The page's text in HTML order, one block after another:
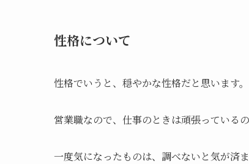
性格について
性格でいうと、穏やかな性格だと思います。
営業職なので、仕事のときは頑張っている
一度気になったものは、調べないと気が済